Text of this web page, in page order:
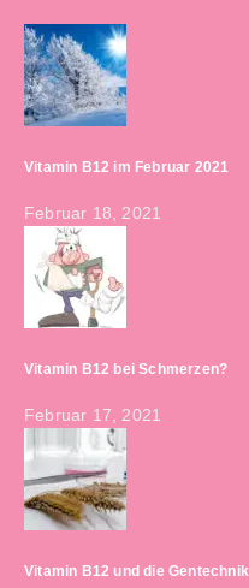
Vitamin B12 im Februar 2021
Februar 18, 2021
Vitamin B12 bei Schmerzen?
Februar 17, 2021
Vitamin B12 und die Gentechnik